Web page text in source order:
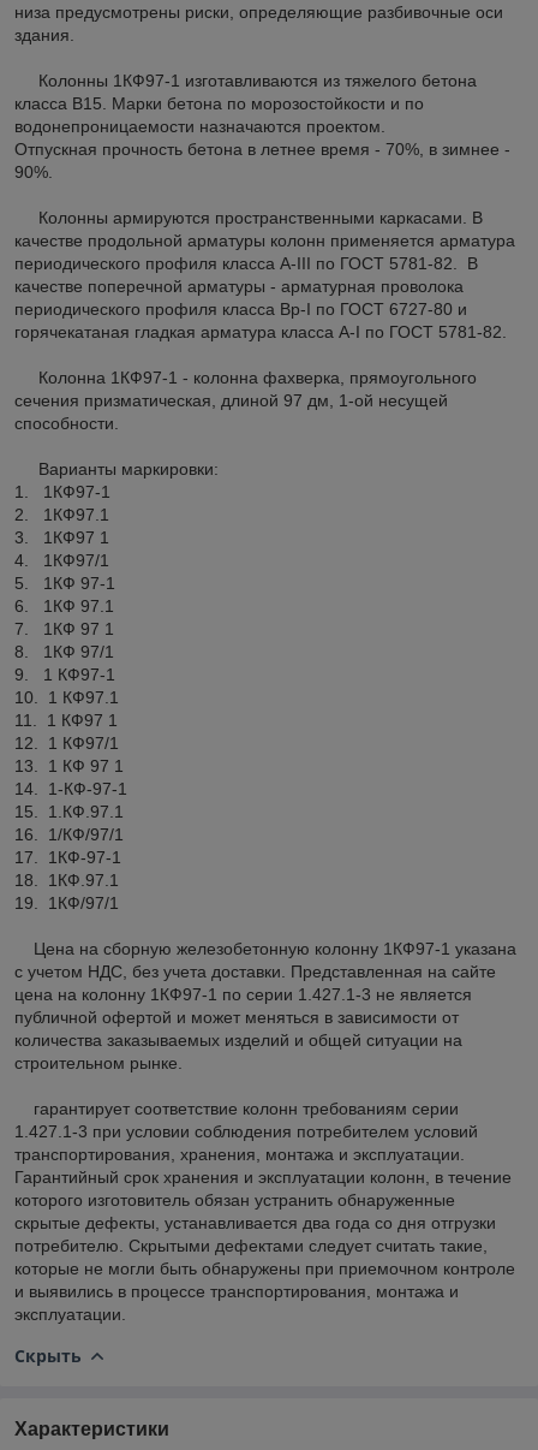
низа предусмотрены риски, определяющие разбивочные оси
здания.
Колонны 1КФ97-1 изготавливаются из тяжелого бетона
класса В15. Марки бетона по морозостойкости и по
водонепроницаемости назначаются проектом.
Отпускная прочность бетона в летнее время - 70%, в зимнее -
90%.
Колонны армируются пространственными каркасами. В
качестве продольной арматуры колонн применяется арматура
периодического профиля класса A-III по ГОСТ 5781-82. В
качестве поперечной арматуры - арматурная проволока
периодического профиля класса Вр-I по ГОСТ 6727-80 и
горячекатаная гладкая арматура класса A-I по ГОСТ 5781-82.
Колонна 1КФ97-1 - колонна фахверка, прямоугольного
сечения призматическая, длиной 97 дм, 1-ой несущей
способности.
Варианты маркировки:
1. 1КФ97-1
2. 1КФ97.1
3. 1КФ97 1
4. 1КФ97/1
5. 1КФ 97-1
6. 1КФ 97.1
7. 1КФ 97 1
8. 1КФ 97/1
9. 1 КФ97-1
10. 1 КФ97.1
11. 1 КФ97 1
12. 1 КФ97/1
13. 1 КФ 97 1
14. 1-КФ-97-1
15. 1.КФ.97.1
16. 1/КФ/97/1
17. 1КФ-97-1
18. 1КФ.97.1
19. 1КФ/97/1
Цена на сборную железобетонную колонну 1КФ97-1 указана
с учетом НДС, без учета доставки. Представленная на сайте
цена на колонну 1КФ97-1 по серии 1.427.1-3 не является
публичной офертой и может меняться в зависимости от
количества заказываемых изделий и общей ситуации на
строительном рынке.
гарантирует соответствие колонн требованиям серии
1.427.1-3 при условии соблюдения потребителем условий
транспортирования, хранения, монтажа и эксплуатации.
Гарантийный срок хранения и эксплуатации колонн, в течение
которого изготовитель обязан устранить обнаруженные
скрытые дефекты, устанавливается два года со дня отгрузки
потребителю. Скрытыми дефектами следует считать такие,
которые не могли быть обнаружены при приемочном контроле
и выявились в процессе транспортирования, монтажа и
эксплуатации.
Скрыть
Характеристики